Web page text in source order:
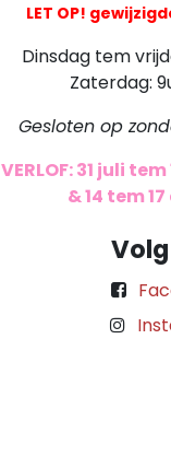
LET OP!
Dinsdag tem
Zaterdag:
Gesloten op
VERLOF: 31 juli
& 14 tem